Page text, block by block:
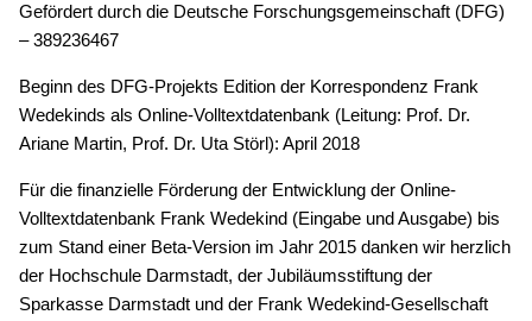
Gefördert durch die Deutsche Forschungsgemeinschaft (DFG)
‒ 389236467
Beginn des DFG-Projekts Edition der Korrespondenz Frank
Wedekinds als Online-Volltextdatenbank (Leitung: Prof. Dr.
Ariane Martin, Prof. Dr. Uta Störl): April 2018
Für die finanzielle Förderung der Entwicklung der Online-
Volltextdatenbank Frank Wedekind (Eingabe und Ausgabe) bis
zum Stand einer Beta-Version im Jahr 2015 danken wir herzlich
der Hochschule Darmstadt, der Jubiläumsstiftung der
Sparkasse Darmstadt und der Frank Wedekind-Gesellschaft